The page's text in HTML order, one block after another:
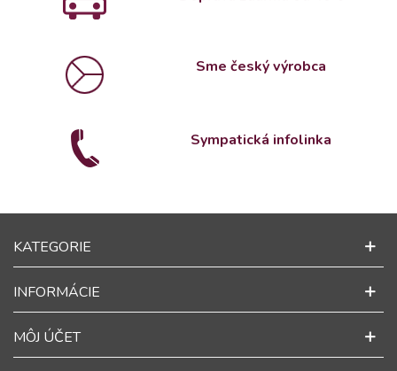
Sme český výrobca
Sympatická infolinka
KATEGORIE
INFORMÁCIE
MÔJ ÚČET